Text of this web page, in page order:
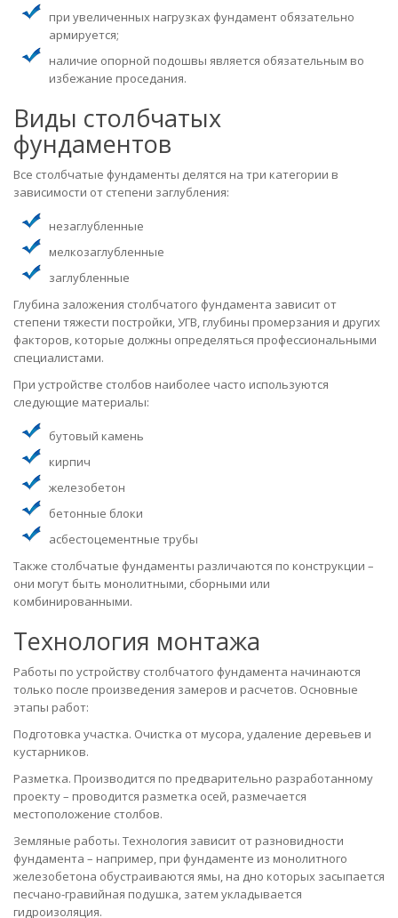
при увеличенных нагрузках фундамент обязательно
армируется;
наличие опорной подошвы является обязательным во
избежание проседания.
Виды столбчатых
фундаментов
Все столбчатые фундаменты делятся на три категории в
зависимости от степени заглубления:
незаглубленные
мелкозаглубленные
заглубленные
Глубина заложения столбчатого фундамента зависит от
степени тяжести постройки, УГВ, глубины промерзания и других
факторов, которые должны определяться профессиональными
специалистами.
При устройстве столбов наиболее часто используются
следующие материалы:
бутовый камень
кирпич
железобетон
бетонные блоки
асбестоцементные трубы
Также столбчатые фундаменты различаются по конструкции –
они могут быть монолитными, сборными или
комбинированными.
Технология монтажа
Работы по устройству столбчатого фундамента начинаются
только после произведения замеров и расчетов. Основные
этапы работ:
Подготовка участка. Очистка от мусора, удаление деревьев и
кустарников.
Разметка. Производится по предварительно разработанному
проекту – проводится разметка осей, размечается
местоположение столбов.
Земляные работы. Технология зависит от разновидности
фундамента – например, при фундаменте из монолитного
железобетона обустраиваются ямы, на дно которых засыпается
песчано-гравийная подушка, затем укладывается
гидроизоляция.